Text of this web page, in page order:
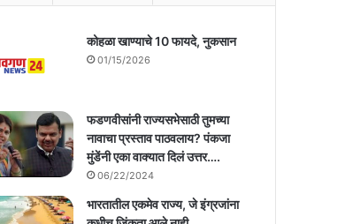
कोहळा खाण्याचे 10 फायदे, नुकसान
01/15/2026
फडणवीसांनी राज्यसभेसाठी तुमच्या
नावाचा प्रस्ताव पाठवलाय? पंकजा
मुंडेंनी एका वाक्यात दिलं उत्तर….
06/22/2024
भारतातील एकमेव राज्य, जे इंग्रजांना